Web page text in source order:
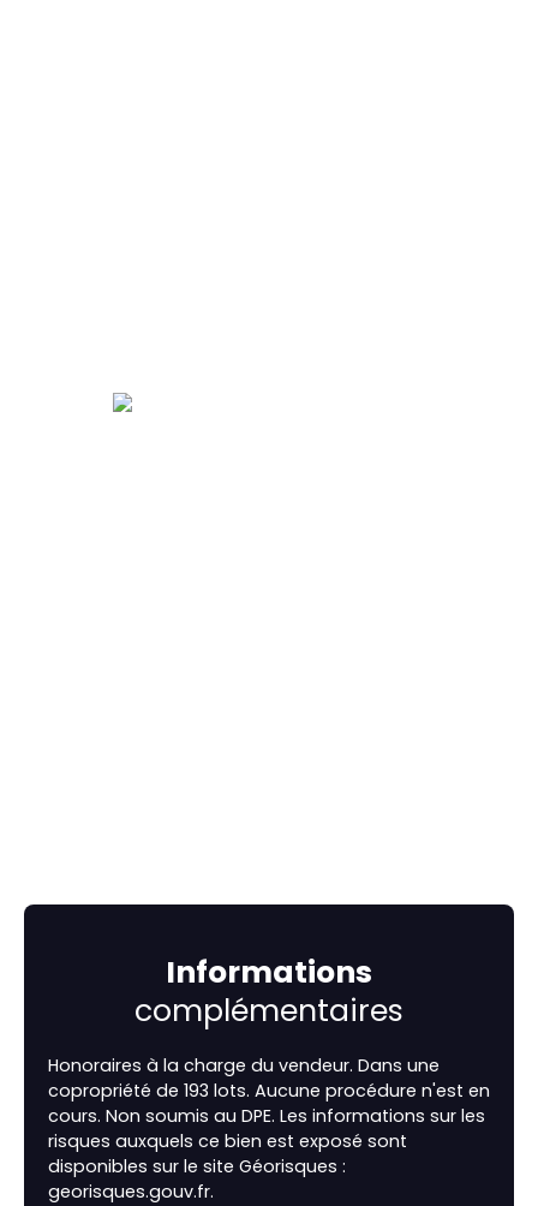
Informations
complémentaires
Honoraires à la charge du vendeur. Dans une
copropriété de 193 lots. Aucune procédure n'est en
cours. Non soumis au DPE. Les informations sur les
risques auxquels ce bien est exposé sont
disponibles sur le site Géorisques :
georisques.gouv.fr.